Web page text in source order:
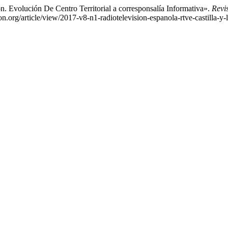
Evolución De Centro Territorial a corresponsalía Informativa».
article/view/2017-v8-n1-radiotelevision-espanola-rtve-castilla-